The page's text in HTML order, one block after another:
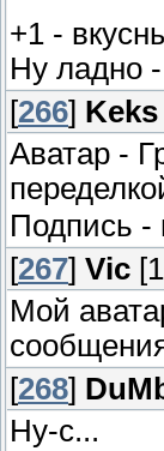
+1 -
Ну ладно
[266] Keks
Аватар -
Подпись -
[267] Vic
Мой
[268]
Ну-с...